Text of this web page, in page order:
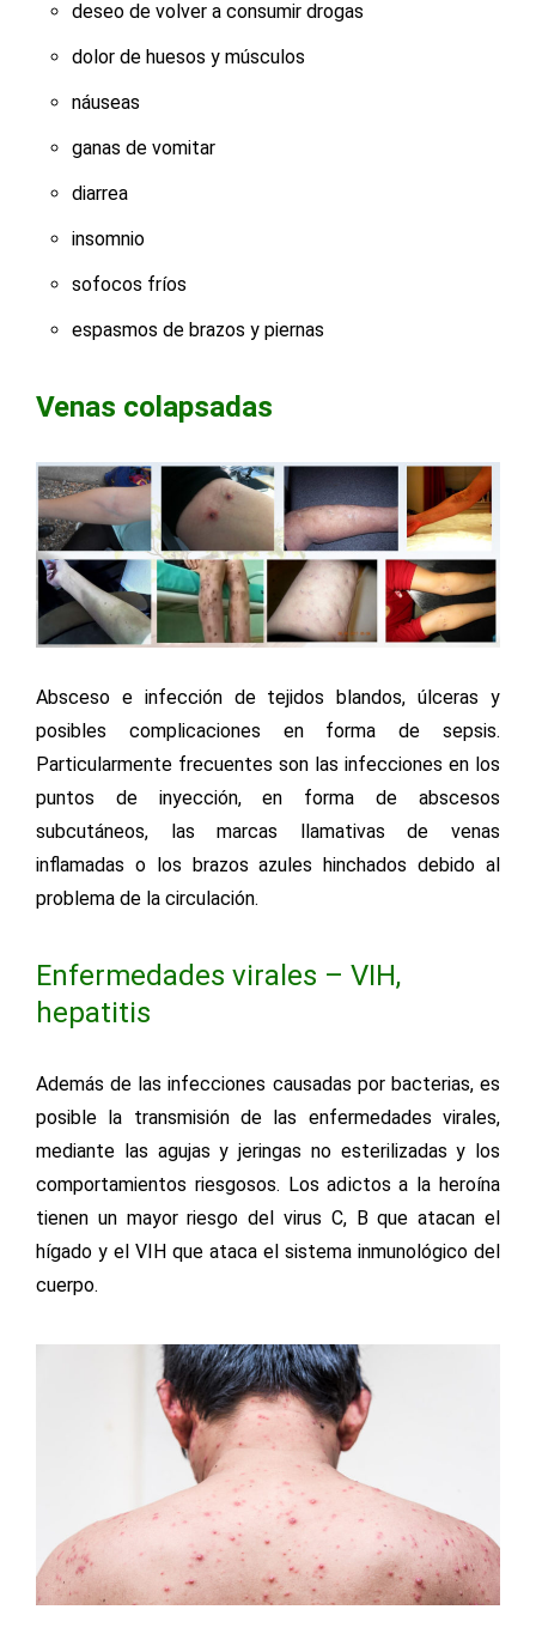
deseo de volver a consumir drogas
dolor de huesos y músculos
náuseas
ganas de vomitar
diarrea
insomnio
sofocos fríos
espasmos de brazos y piernas
Venas colapsadas
Absceso e infección de tejidos blandos, úlceras y
posibles complicaciones en forma de sepsis.
Particularmente frecuentes son las infecciones en los
puntos de inyección, en forma de abscesos
subcutáneos, las marcas llamativas de venas
inflamadas o los brazos azules hinchados debido al
problema de la circulación.
Enfermedades virales – VIH,
hepatitis
Además de las infecciones causadas por bacterias, es
posible la transmisión de las enfermedades virales,
mediante las agujas y jeringas no esterilizadas y los
comportamientos riesgosos. Los adictos a la heroína
tienen un mayor riesgo del virus C, B que atacan el
hígado y el VIH que ataca el sistema inmunológico del
cuerpo.